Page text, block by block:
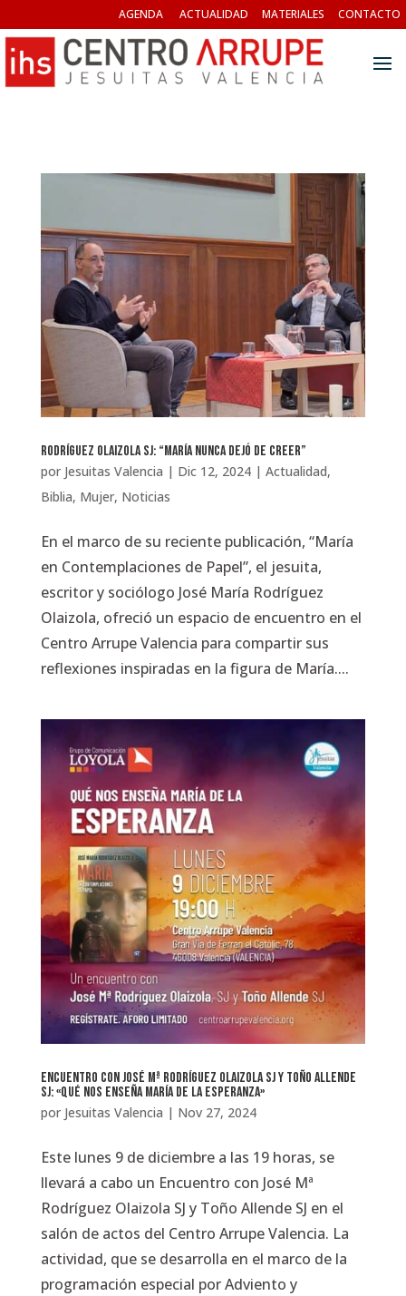
AGENDA ACTUALIDAD MATERIALES CONTACTO
Rodríguez Olaizola SJ: “María nunca dejó de creer”
por Jesuitas Valencia | Dic 12, 2024| Actualidad,
Biblia, Mujer, Noticias
En el marco de su reciente publicación, “María
en Contemplaciones de Papel”, el jesuita,
escritor y sociólogo José María Rodríguez
Olaizola, ofreció un espacio de encuentro en el
Centro Arrupe Valencia para compartir sus
reflexiones inspiradas en la figura de María....
Encuentro con José Mª Rodríguez Olaizola SJ y Toño Allende
SJ: «Qué nos enseña María de la esperanza»
por Jesuitas Valencia | Nov 27, 2024
Este lunes 9 de diciembre a las 19 horas, se
llevará a cabo un Encuentro con José Mª
Rodríguez Olaizola SJ y Toño Allende SJ en el
salón de actos del Centro Arrupe Valencia. La
actividad, que se desarrolla en el marco de la
programación especial por Adviento y